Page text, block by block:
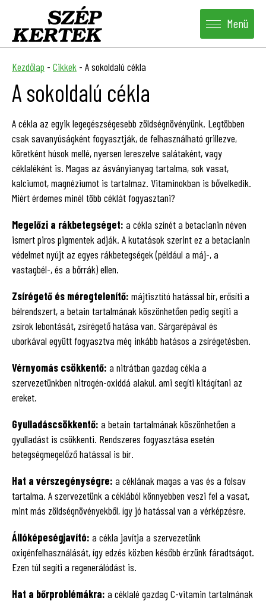
Menü
Kezdőlap - Cikkek - A sokoldalú cékla
A sokoldalú cékla
A cékla az egyik legegészségesebb zöldségnövényünk. Legtöbben
csak savanyúságként fogyasztják, de felhasználható grillezve,
köretként húsok mellé, nyersen lereszelve salátaként, vagy
céklaléként is. Magas az ásványianyag tartalma, sok vasat,
kalciumot, magnéziumot is tartalmaz. Vitaminokban is bővelkedik.
Miért érdemes minél több céklát fogyasztani?
Megelőzi a rákbetegséget: a cékla színét a betacianin néven
ismert piros pigmentek adják. A kutatások szerint ez a betacianin
védelmet nyújt az egyes rákbetegségek (például a máj-, a
vastagbél-, és a bőrrák) ellen.
Zsírégető és méregtelenítő: májtisztító hatással bír, erősíti a
bélrendszert, a betain tartalmának köszönhetően pedig segíti a
zsírok lebontását, zsírégető hatása van. Sárgarépával és
uborkával együtt fogyasztva még inkább hatásos a zsírégetésben.
Vérnyomás csökkentő: a nitrátban gazdag cékla a
szervezetünkben nitrogén-oxiddá alakul, ami segíti kitágítani az
ereket.
Gyulladáscsökkentő: a betain tartalmának köszönhetően a
gyulladást is csökkenti. Rendszeres fogyasztása esetén
betegségmegelőző hatással is bír.
Hat a vérszegénységre: a céklának magas a vas és a folsav
tartalma. A szervezetünk a céklából könnyebben veszi fel a vasat,
mint más zöldségnövényekből, így jó hatással van a vérképzésre.
Állóképeségjavító: a cékla javítja a szervezetünk
oxigénfelhasználását, így edzés közben később érzünk fáradtságot.
Ezen túl segíti a regenerálódást is.
Hat a bőrproblémákra: a céklalé gazdag C-vitamin tartalmának